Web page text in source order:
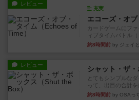
レビュー
充実
エコーズ・オ
カードゲームにフ
ィブタイムバトル（
約8時間前 by ジェイ
レビュー シャット・ザ
とてもシンプルな
って、出目の合計を
約8時間前 by OSAっ